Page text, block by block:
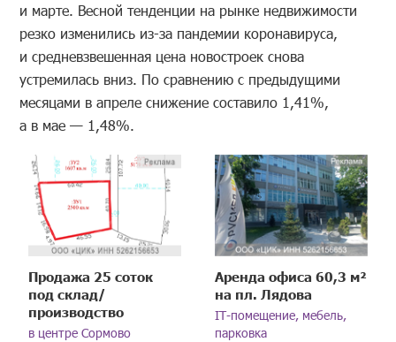
и марте. Весной тенденции на рынке недвижимости
резко изменились из-за пандемии коронавируса,
и средневзвешенная цена новостроек снова
устремилась вниз. По сравнению с предыдущими
месяцами в апреле снижение составило 1,41%,
а в мае — 1,48%.
Продажа 25 соток
под склад/
производство
в центре Сормово
Аренда офиса 60,3 м²
на пл. Лядова
IT-помещение, мебель,
парковка